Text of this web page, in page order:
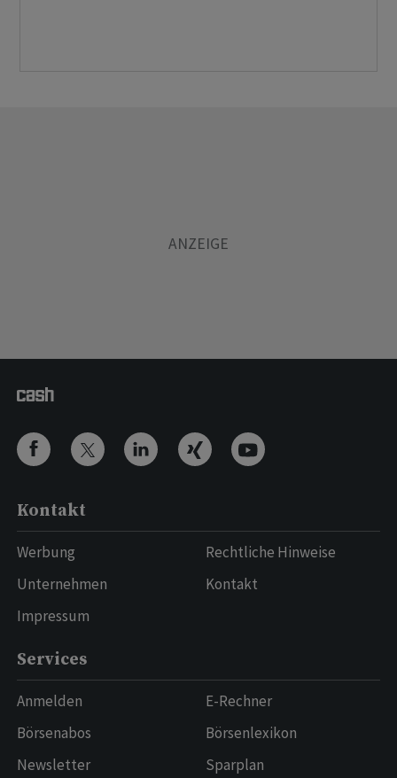
Kontakt
Werbung
Unternehmen
Impressum
Rechtliche Hinweise
Kontakt
Services
Anmelden
Börsenabos
Newsletter
E-Rechner
Börsenlexikon
Sparplan